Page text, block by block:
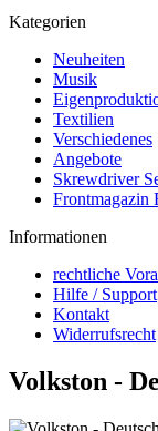
Kategorien
Neuheiten
Musik
Textilien
Verschiedenes
Angebote
Skrewdriver
Frontmagazin
Informationen
rechtliche
Hilfe / Support
Kontakt
Widerrufsrecht
Volkston -